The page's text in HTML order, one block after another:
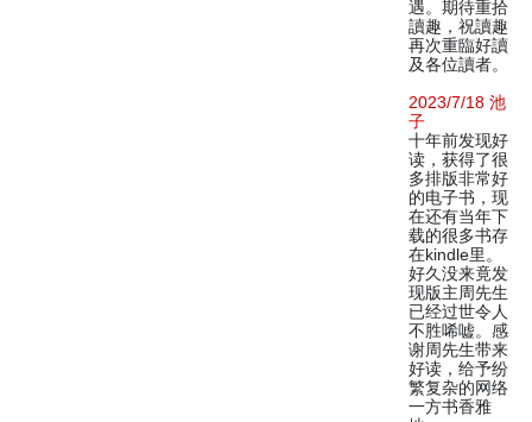
遇。期待重拾
讀趣，祝讀趣
再次重臨好讀
及各位讀者。
2023/7/18 池
子
十年前发现好
读，获得了很
多排版非常好
的电子书，现
在还有当年下
载的很多书存
在kindle里。
好久没来竟发
现版主周先生
已经过世令人
不胜唏嘘。感
谢周先生带来
好读，给予纷
繁复杂的网络
一方书香雅